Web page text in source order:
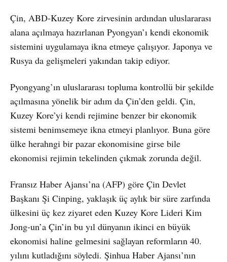
Çin, ABD-Kuzey Kore zirvesinin ardından uluslararası
alana açılmaya hazırlanan Pyongyan’ı kendi ekonomik
sistemini uygulamaya ikna etmeye çalışıyor. Japonya ve
Rusya da gelişmeleri yakından takip ediyor.
Pyongyang’ın uluslararası topluma kontrollü bir şekilde
açılmasına yönelik bir adım da Çin’den geldi. Çin,
Kuzey Kore’yi kendi rejimine benzer bir ekonomik
sistemi benimsemeye ikna etmeyi planlıyor. Buna göre
ülke herahngi bir pazar ekonomisine girse bile
ekonomisi rejimin tekelinden çıkmak zorunda değil.
Fransız Haber Ajansı’na (AFP) göre Çin Devlet
Başkanı Şi Cinping, yaklaşık üç aylık bir süre zarfında
ülkesini üç kez ziyaret eden Kuzey Kore Lideri Kim
Jong-un’a Çin’in bu yıl dünyanın ikinci en büyük
ekonomisi haline gelmesini sağlayan reformların 40.
yılını kutladığını söyledi. Şinhua Haber Ajansı’nın